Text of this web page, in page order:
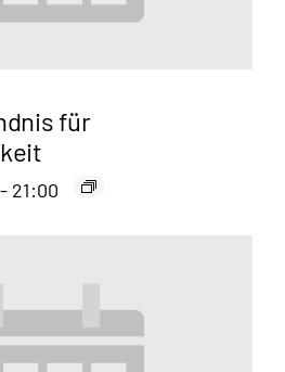
für
- 21:00